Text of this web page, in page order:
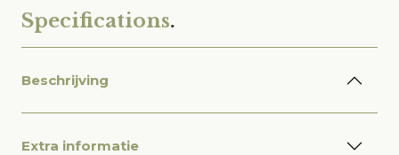
Specifications.
Beschrijving
Extra informatie